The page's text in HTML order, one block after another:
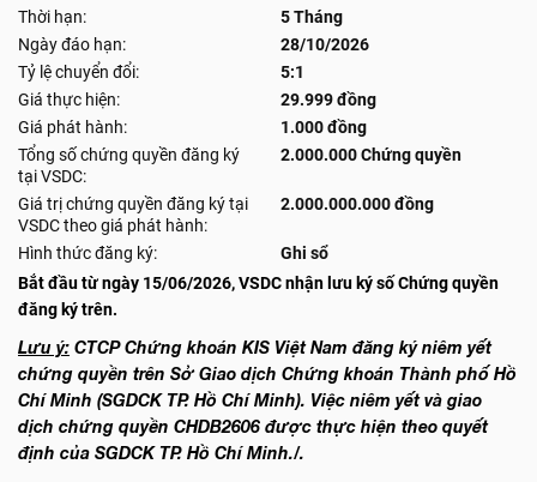
Thời hạn:
5 Tháng
Ngày đáo hạn:
28/10/2026
Tỷ lệ chuyển đổi:
5:1
Giá thực hiện:
29.999 đồng
Giá phát hành:
1.000 đồng
Tổng số chứng quyền đăng ký
tại VSDC:
2.000.000 Chứng quyền
Giá trị chứng quyền đăng ký tại
VSDC theo giá phát hành:
2.000.000.000 đồng
Hình thức đăng ký:
Ghi sổ
Bắt đầu từ ngày 15/06/2026, VSDC nhận lưu ký số Chứng quyền
đăng ký trên.
Lưu ý: CTCP Chứng khoán KIS Việt Nam đăng ký niêm yết
chứng quyền trên Sở Giao dịch Chứng khoán Thành phố Hồ
Chí Minh (SGDCK TP. Hồ Chí Minh). Việc niêm yết và giao
dịch chứng quyền CHDB2606 được thực hiện theo quyết
định của SGDCK TP. Hồ Chí Minh./.